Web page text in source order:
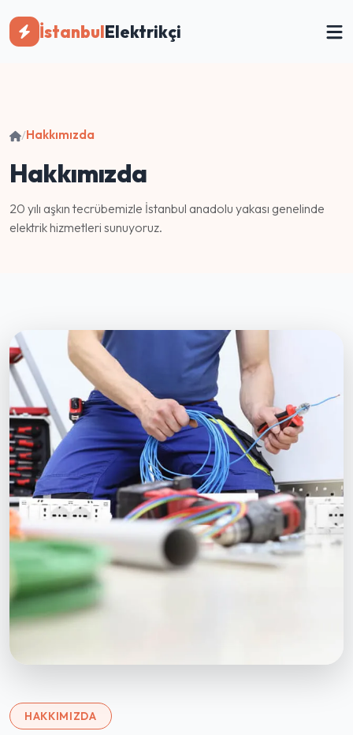
İstanbulElektrikçi
/Hakkımızda
Hakkımızda
20 yılı aşkın tecrübemizle İstanbul anadolu yakası genelinde
elektrik hizmetleri sunuyoruz.
HAKKIMIZDA